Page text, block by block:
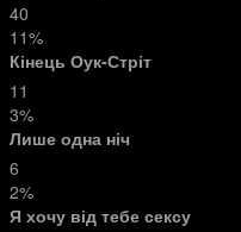
40
11%
Кінець Оук-Стріт
11
3%
Лише одна ніч
6
2%
Я хочу від тебе сексу